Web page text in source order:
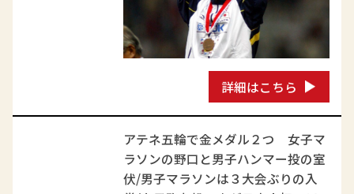
詳細はこちら
アテネ五輪で金メダル２つ 女子マ
ラソンの野口と男子ハンマー投の室
伏/男子マラソンは３大会ぶりの入